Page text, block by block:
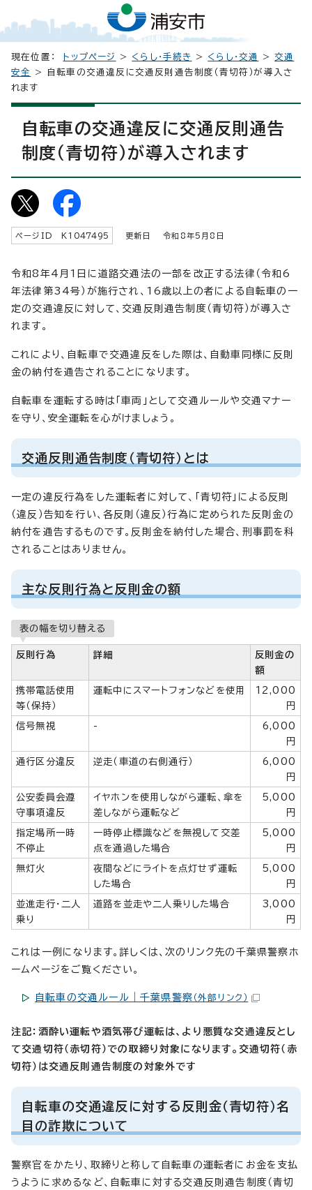
現在位置： トップページ > くらし・手続き > くらし・交通 >交通
安全
> 自転車の交通違反に交通反則通告制度（青切符）が導入さ
れます
自転車の交通違反に交通反則通告
制度（青切符）が導入されます
ページID K 1047495 更新日 令和8年5月8日
令和8年4月1日に道路交通法の一部を改正する法律（令和6
年法律第34号）が施行され、16歳以上の者による自転車の一
定の交通違反に対して、交通反則通告制度（青切符）が導入さ
れます。
これにより、自転車で交通違反をした際は、自動車同様に反則
金の納付を通告されることになります。
自転車を運転する時は「車両」として交通ルールや交通マナー
を守り、安全運転を心がけましょう。
交通反則通告制度（青切符）とは
一定の違反行為をした運転者に対して、「青切符」による反則
（違反）告知を行い、各反則（違反）行為に定められた反則金の
納付を通告するものです。反則金を納付した場合、刑事罰を科
されることはありません。
主な反則行為と反則金の額
表の幅を切り替える
反則行為 詳細
反則金の
額
携帯電話使用
等（保持）
運転中にスマートフォンなどを使用
12,000
円
信号無視 -
6,000
円
通行区分違反 逆走（車道の右側通行）
6,000
円
公安委員会遵
守事項違反
イヤホンを使用しながら運転、傘を
差しながら運転など
5,000
円
指定場所一時
不停止
一時停止標識などを無視して交差
点を通過した場合
5,000
円
無灯火
夜間などにライトを点灯せず運転
した場合
5,000
円
並進走行・二人
乗り
道路を並走や二人乗りした場合
3,000
円
これは一例になります。詳しくは、次のリンク先の千葉県警察ホ
ームページをご覧ください。
自転車の交通ルール｜千葉県警察 （外部リンク）
注記：酒酔い運転や酒気帯び運転は、より悪質な交通違反とし
て交通切符（赤切符）での取締り対象になります。交通切符（赤
切符）は交通反則通告制度の対象外です
自転車の交通違反に対する反則金（青切符）名
目の詐欺について
警察官をかたり、取締りと称して自転車の運転者にお金を支払
うように求めるなど、自転車に対する交通反則通告制度（青切